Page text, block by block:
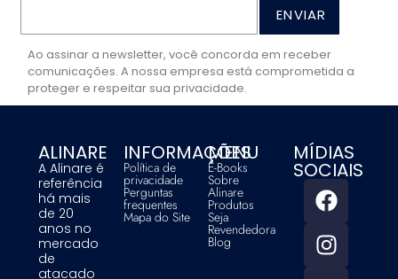
ENVIAR
Ao assinar a newsletter, você concorda em receber
comunicações. A nossa empresa está comprometida a
proteger e respeitar sua privacidade.
ALINARE
A Alinare é
referência
há mais
de 20
anos no
mercado
de
atacado
INFORMAÇÕES
Política de
privacidade
Perguntas
frequentes
Mapa do Site
MENU
E-Books
Sobre
Alinare
Produtos
Seja
Revendedora
Blog
MÍDIAS
SOCIAIS